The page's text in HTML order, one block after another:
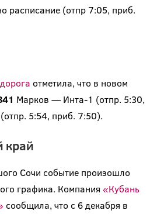
расписание (отпр 7:05, приб.
отметила, что в новом
Марков — Инта-1 (отпр. 5:30,
5:54, приб. 7:50).
край
Сочи событие произошло
графика. Компания «Кубань
сообщила, что с 6 декабря в